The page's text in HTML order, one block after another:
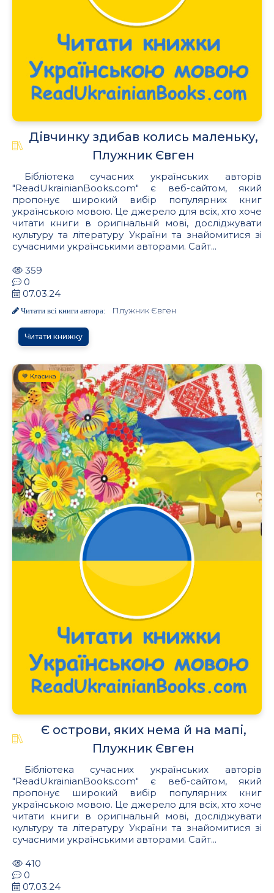
Дівчинку здибав колись маленьку,
Плужник Євген
Бібліотека сучасних українських авторів
"ReadUkrainianBooks.com" є веб-сайтом, який
пропонує широкий вибір популярних книг
українською мовою. Це джерело для всіх, хто хоче
читати книги в оригінальній мові, досліджувати
культуру та літературу України та знайомитися зі
сучасними українськими авторами. Сайт...
359
0
07.03.24
Читати всі книги автора: Плужник Євген
Читати книжку
💙 Класика
Є острови, яких нема й на мапі,
Плужник Євген
Бібліотека сучасних українських авторів
"ReadUkrainianBooks.com" є веб-сайтом, який
пропонує широкий вибір популярних книг
українською мовою. Це джерело для всіх, хто хоче
читати книги в оригінальній мові, досліджувати
культуру та літературу України та знайомитися зі
сучасними українськими авторами. Сайт...
410
0
07.03.24